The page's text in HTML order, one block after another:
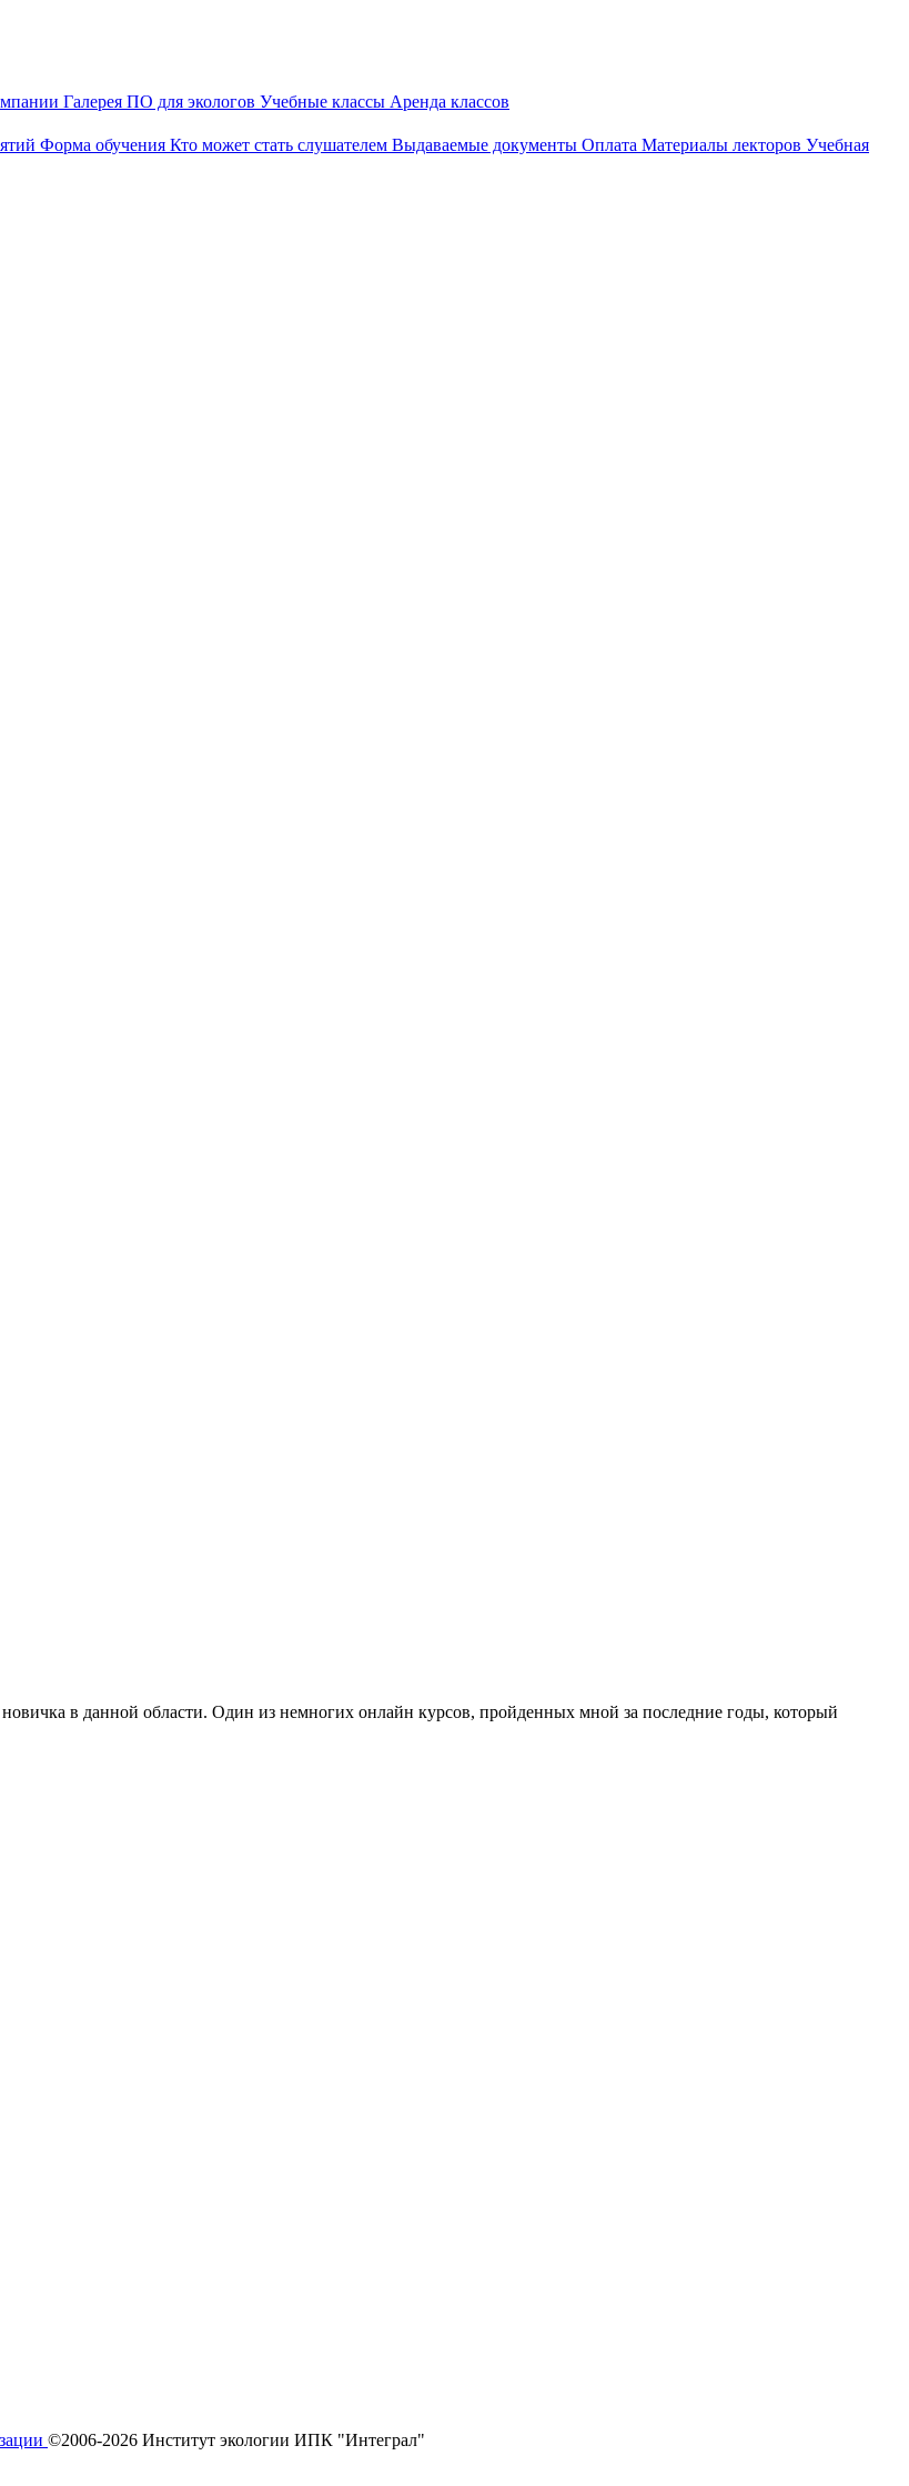
Галерея ПО для экологов Учебные классы Аренда классов
Форма обучения Кто может стать слушателем Выдаваемые документы Оплата Материалы лекторов Учебная
в данной области. Один из немногих онлайн курсов, пройденных мной за последние годы, который
©2006-2026 Институт экологии ИПК "Интеграл"